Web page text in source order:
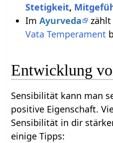
Stetigkeit,
Im Ayurveda
Vata Temperament
Entwicklung
Sensibilität kann man
positive Eigenschaft.
Sensibilität in dir
einige Tipps: